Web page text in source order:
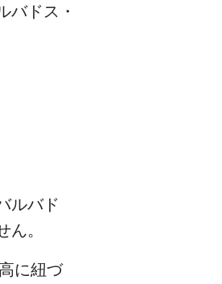
バドス・
ルバド
。
に紐づ